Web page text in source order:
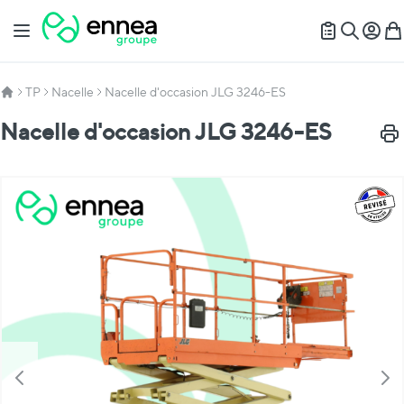
Allez au contenu
Basculer la navigation
Mon
TP Nacelle Nacelle d'occasion JLG 3246-ES
Nacelle d'occasion JLG 3246-ES